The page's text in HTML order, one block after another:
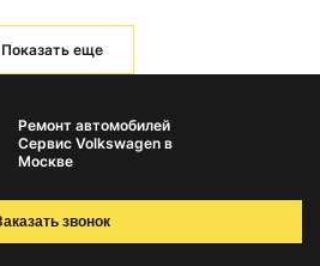
Показать еще
Ремонт автомобилей
Сервис Volkswagen в
Москве
звонок